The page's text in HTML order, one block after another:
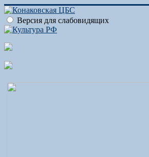
Версия для слабовидящих